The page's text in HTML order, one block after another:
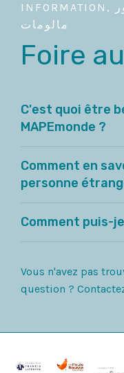
INFORMATION, زيد من المعلومات, نور
مالومات
Foire
C'est quoi être
MAPEmonde ?
Comment en
personne
Comment puis-
Vous n'avez pas
question ?